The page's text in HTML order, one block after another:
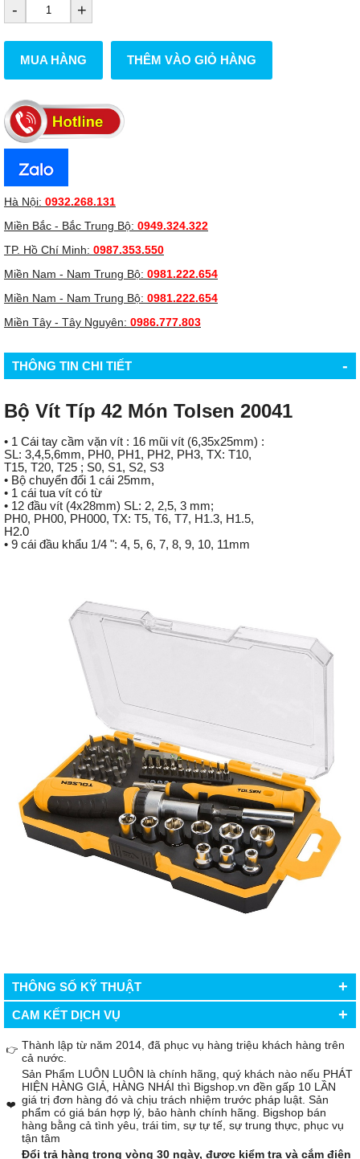
- +
MUA HÀNG THÊM VÀO GIỎ HÀNG
Hà Nội: 0932.268.131
Miền Bắc - Bắc Trung Bộ: 0949.324.322
TP. Hồ Chí Minh: 0987.353.550
Miền Nam - Nam Trung Bộ: 0981.222.654
Miền Nam - Nam Trung Bộ: 0981.222.654
Miền Tây - Tây Nguyên: 0986.777.803
THÔNG TIN CHI TIẾT -
Bộ Vít Típ 42 Món Tolsen 20041
• 1 Cái tay cầm vặn vít : 16 mũi vít (6,35x25mm) :
SL: 3,4,5,6mm, PH0, PH1, PH2, PH3, TX: T10,
T15, T20, T25 ; S0, S1, S2, S3
• Bộ chuyển đổi 1 cái 25mm,
• 1 cái tua vít có từ
• 12 đầu vít (4x28mm) SL: 2, 2,5, 3 mm;
PH0, PH00, PH000, TX: T5, T6, T7, H1.3, H1.5,
H2.0
• 9 cái đầu khẩu 1/4 ": 4, 5, 6, 7, 8, 9, 10, 11mm
THÔNG SỐ KỸ THUẬT +
CAM KẾT DỊCH VỤ +
👉 Thành lập từ năm 2014, đã phục vụ hàng triệu khách hàng trên
cả nước.
❤️
Sản Phẩm LUÔN LUÔN là chính hãng, quý khách nào nếu PHÁT
HIỆN HÀNG GIẢ, HÀNG NHÁI thì Bigshop.vn đền gấp 10 LẦN
giá trị đơn hàng đó và chịu trách nhiệm trước pháp luật. Sản
phẩm có giá bán hợp lý, bảo hành chính hãng. Bigshop bán
hàng bằng cả tình yêu, trái tim, sự tự tế, sự trung thực, phục vụ
tận tâm
Đổi trả hàng trong vòng 30 ngày, được kiểm tra và cắm điện